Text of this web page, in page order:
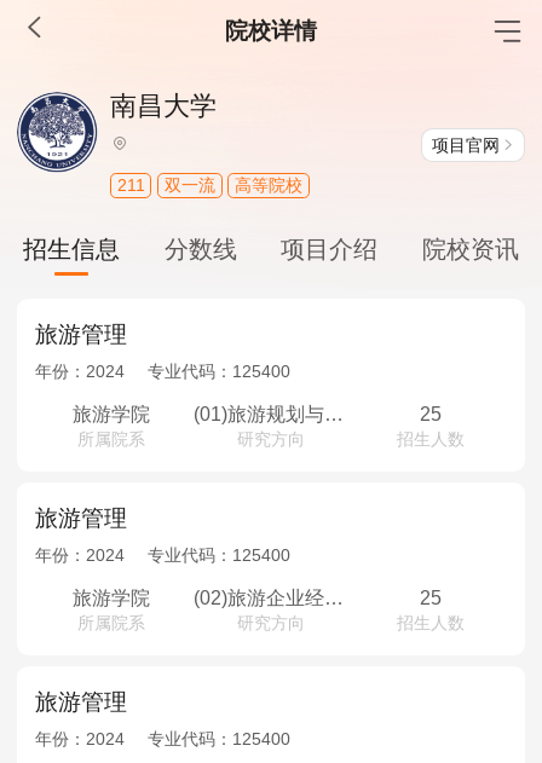
院校详情
MBA工商管理
院校库 考试报名
报名流程
考试真题
报考经验 招生简章
MEM工程管理
考试真题
报考经验
院校库 考试报名 招生政策
报名流程
MPAcc会计专硕
院校库 考试报名 招生政策 学制学费
报名流程
考试真题
报考经验 招生简章
MTA旅游管理
院校库 考试报名 招生政策
南昌大学
项目官网
211 双一流 高等院校
招生信息 分数线 项目介绍 院校资讯
旅游管理
年份： 2024 专业代码： 125400
旅游学院
所属院系
(01)旅游规划与开发管理
研究方向
25
招生人数
旅游管理
年份： 2024 专业代码： 125400
旅游学院
所属院系
(02)旅游企业经营与管理
研究方向
25
招生人数
旅游管理
年份： 2024 专业代码： 125400